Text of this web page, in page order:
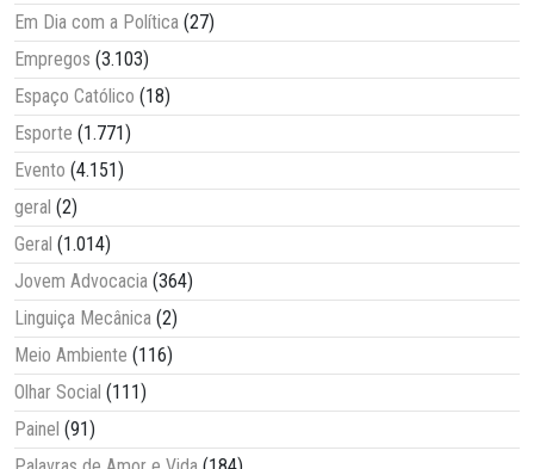
Em Dia com a Política (27)
Empregos (3.103)
Espaço Católico (18)
Esporte (1.771)
Evento (4.151)
geral (2)
Geral (1.014)
Jovem Advocacia (364)
Linguiça Mecânica (2)
Meio Ambiente (116)
Olhar Social (111)
Painel (91)